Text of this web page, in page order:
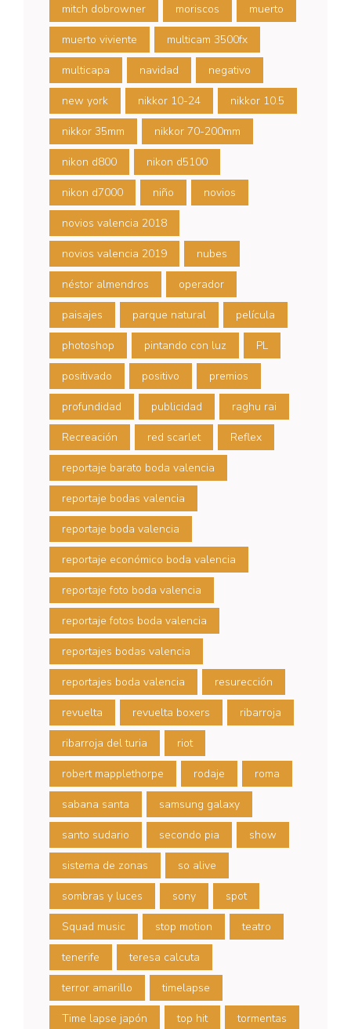
mitch dobrowner moriscos muerto
muerto viviente multicam 3500fx
multicapa navidad negativo
new york nikkor 10-24 nikkor 10.5
nikkor 35mm nikkor 70-200mm
nikon d800 nikon d5100
nikon d7000 niño novios
novios valencia 2018
novios valencia 2019 nubes
néstor almendros operador
paisajes parque natural película
photoshop pintando con luz PL
positivado positivo premios
profundidad publicidad raghu rai
Recreación red scarlet Reflex
reportaje barato boda valencia
reportaje bodas valencia
reportaje boda valencia
reportaje económico boda valencia
reportaje foto boda valencia
reportaje fotos boda valencia
reportajes bodas valencia
reportajes boda valencia resurección
revuelta revuelta boxers ribarroja
ribarroja del turia riot
robert mapplethorpe rodaje roma
sabana santa samsung galaxy
santo sudario secondo pia show
sistema de zonas so alive
sombras y luces sony spot
Squad music stop motion teatro
tenerife teresa calcuta
terror amarillo timelapse
Time lapse japón top hit tormentas